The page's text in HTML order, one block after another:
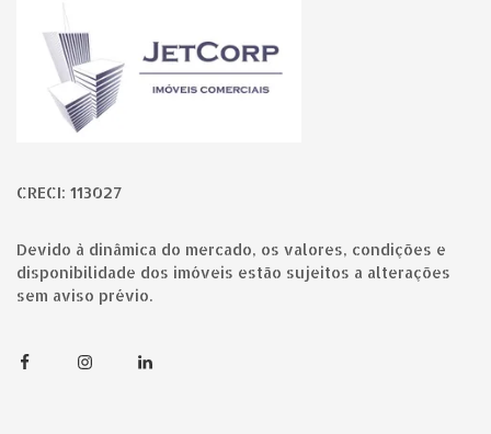
CRECI: 113027
Devido à dinâmica do mercado, os valores, condições e
disponibilidade dos imóveis estão sujeitos a alterações
sem aviso prévio.
FacebookInstagramLinkedin